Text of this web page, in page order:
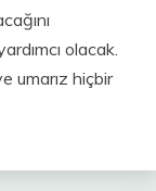
olacak.
umarız hiçbir